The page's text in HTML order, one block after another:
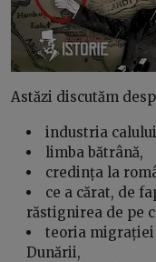
Astăzi discutăm
industria
limba bătrână,
credința la
ce a cărat, de
răstignirea de pe
teoria migrației
Dunării,